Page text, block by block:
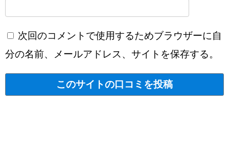
次回のコメントで使用するためブラウザーに自
分の名前、メールアドレス、サイトを保存する。